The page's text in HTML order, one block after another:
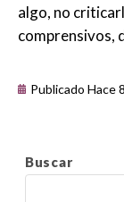
algo, no
comprensivos,
Publicado Hace
Buscar